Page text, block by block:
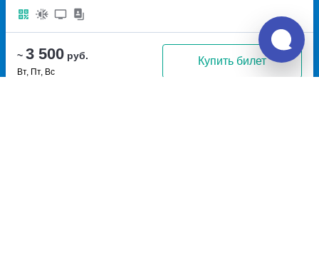
~ 3 500 руб.
Вт, Пт, Вс
Купить билет